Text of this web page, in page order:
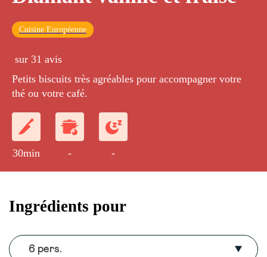
Cuisine Européenne
sur 31 avis
Petits biscuits très agréables pour accompagner votre
thé ou votre café.
30min - -
Ingrédients pour
6 pers.